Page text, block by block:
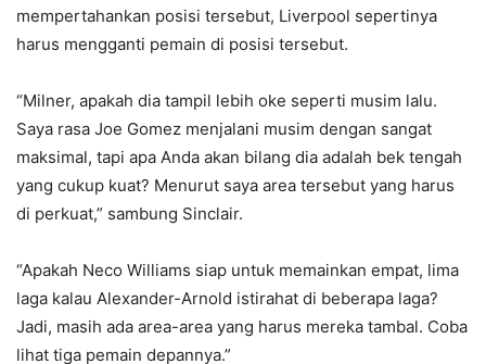
mempertahankan posisi tersebut, Liverpool sepertinya
harus mengganti pemain di posisi tersebut.
“Milner, apakah dia tampil lebih oke seperti musim lalu.
Saya rasa Joe Gomez menjalani musim dengan sangat
maksimal, tapi apa Anda akan bilang dia adalah bek tengah
yang cukup kuat? Menurut saya area tersebut yang harus
di perkuat,” sambung Sinclair.
“Apakah Neco Williams siap untuk memainkan empat, lima
laga kalau Alexander-Arnold istirahat di beberapa laga?
Jadi, masih ada area-area yang harus mereka tambal. Coba
lihat tiga pemain depannya.”